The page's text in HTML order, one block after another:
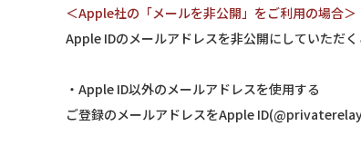
＜Apple社の「メールを非公開」をご利用の場合＞
Apple IDのメールアドレスを非公開にしていただ
・Apple ID以外のメールアドレスを使用する
ご登録のメールアドレスをApple